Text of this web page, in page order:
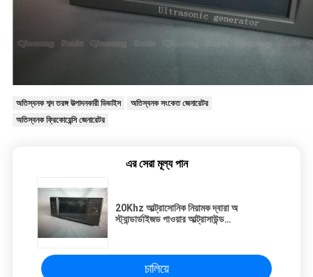
অতিস্বনক শব্দ তরঙ্গ উত্পাদনকারী ডিভাইস
অতিস্বনক সংকেত জেনারেটর
অতিস্বনক ফ্রিকোয়েন্সি জেনারেটর
এর সেরা মূল্য পান
20Khz আল্ট্রাসোনিক নিয়ামক দ্বারা অ
স্ট্যান্ডার্ডাইজড পাওয়ার আল্ট্রাসাউন্ড
চালিয়ে